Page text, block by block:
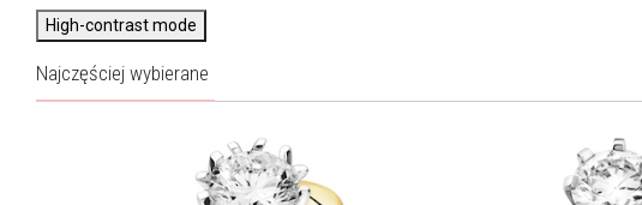
High-contrast mode
Najczęściej wybierane